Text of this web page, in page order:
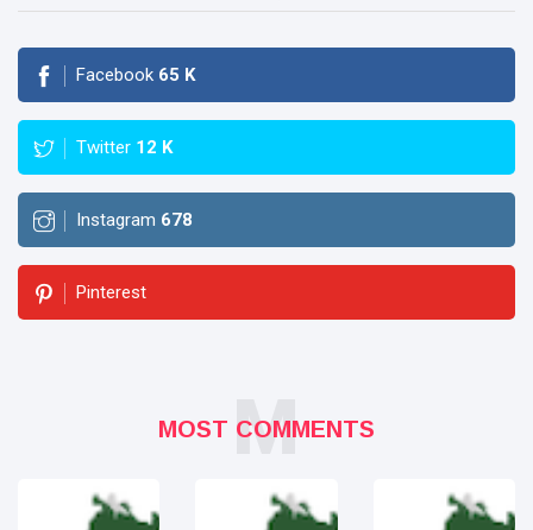
Facebook 65 K
Twitter 12 K
Instagram 678
Pinterest
MOST COMMENTS
M